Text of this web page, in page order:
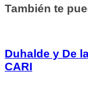
También te
Duhalde y De
CARI